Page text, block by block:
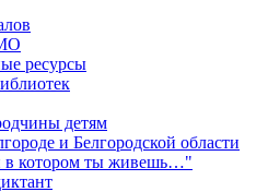
ресурсы
детям
и Белгородской области
в котором ты живешь…"